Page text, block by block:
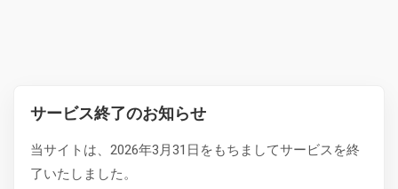
サービス終了のお知らせ
当サイトは、2026年3月31日をもちましてサービスを終
了いたしました。